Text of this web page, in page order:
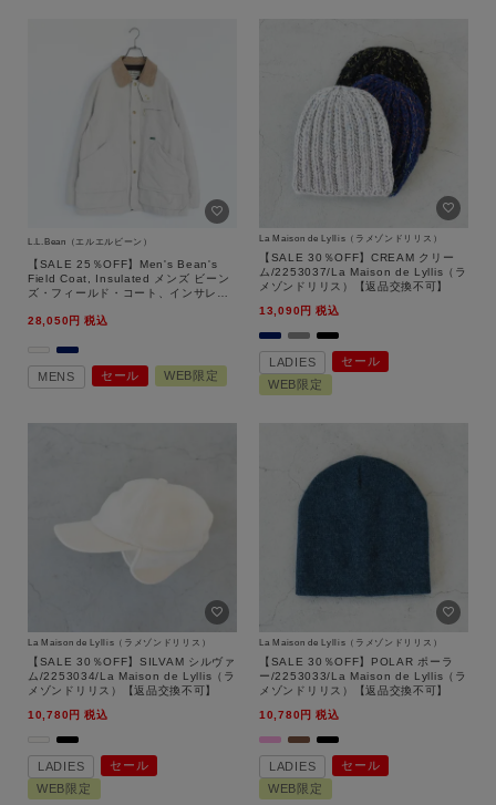
L.L.Bean（エルエルビーン）
【SALE 25％OFF】Men's Bean's
Field Coat, Insulated メンズ ビーン
ズ・フィールド・コート、インサレー
ルビーン）【返品交換不可】
28,050 税込
MENS セール WEB限定
La Maison de Lyllis（ラメゾンドリリス）
【SALE 30％OFF】CREAM クリー
ム/2253037/La Maison de Lyllis（ラ
メゾンドリリス）【返品交換不可】
13,090
税込
LADIES
セール
WEB限定
La Maison de Lyllis（ラメゾンドリリス）
【SALE 30％OFF】SILVAM シルヴァ
ム/2253034/La Maison de Lyllis（ラ
メゾンドリリス）【返品交換不可】
10,780
税込
LADIES
セール
WEB限定
La Maison de Lyllis（ラメゾンドリリス）
【SALE 30％OFF】POLAR ポーラ
ー/2253033/La Maison de Lyllis（ラ
メゾンドリリス）【返品交換不可】
10,780
税込
LADIES
セール
WEB限定